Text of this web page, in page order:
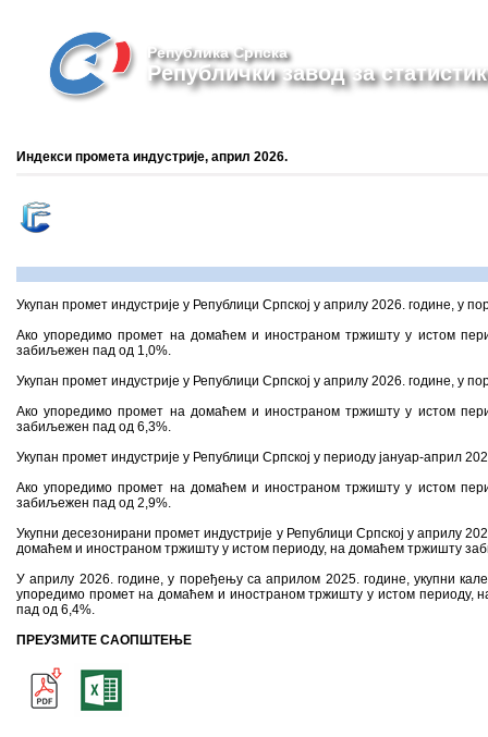
Република Српска
Републички завод за
Индекси промета индустријe, април 2026.
Укупан промет индустрије у Републици Српској у априлу 2026. године, у
Ако упоредимо промет на домаћем и иностраном тржишту у истом
забиљежен пад од 1,0%.
Укупан промет индустрије у Републици Српској у априлу 2026. године, у
Ако упоредимо промет на домаћем и иностраном тржишту у истом
забиљежен пад од 6,3%.
Укупан промет индустрије у Републици Српској у периоду јануар-април
Ако упоредимо промет на домаћем и иностраном тржишту у истом
забиљежен пад од 2,9%.
Укупни десезонирани промет индустрије у Републици Српској у априлу
домаћем и иностраном тржишту у истом периоду, на домаћем тржишту
У априлу 2026. године, у поређењу са априлом 2025. године, укупни
упоредимо промет на домаћем и иностраном тржишту у истом периоду,
пад од 6,4%.
ПРЕУЗМИТЕ САОПШТЕЊЕ